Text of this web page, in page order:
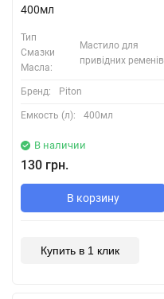
400мл
Тип
Смазки
Масла:
Мастило для
привідних ременів
Бренд: Piton
Емкость (л): 400мл
В наличии
130 грн.
В корзину
Купить в 1 клик